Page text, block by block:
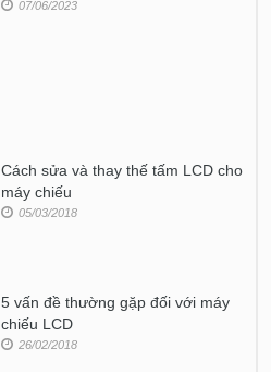
07/06/2023
Cách sửa và thay thế tấm LCD cho
máy chiếu
05/03/2018
5 vấn đề thường gặp đối với máy
chiếu LCD
26/02/2018